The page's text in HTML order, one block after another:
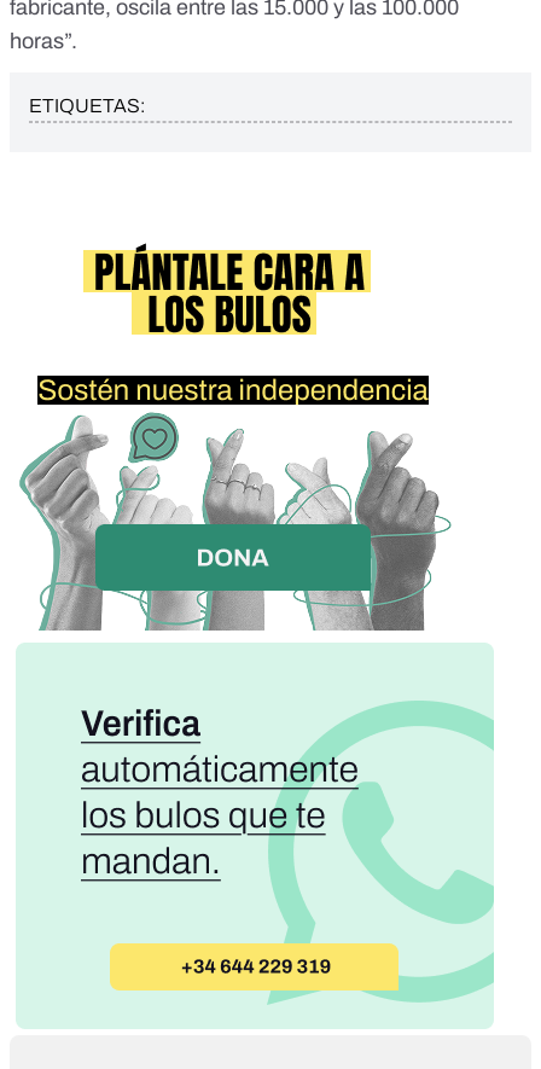
fabricante, oscila entre las 15.000 y las 100.000
horas”.
ETIQUETAS: